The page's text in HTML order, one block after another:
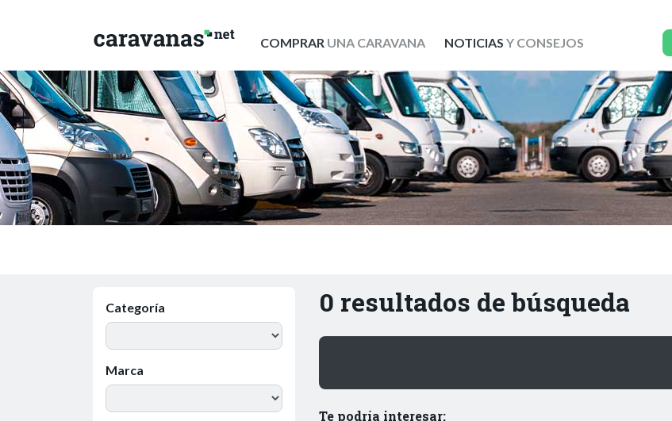
COMPRARUNA CARAVANA NOTICIAS Y CONSEJOS
Categoría
Marca
0 resultados de búsqueda
Te podría interesar: